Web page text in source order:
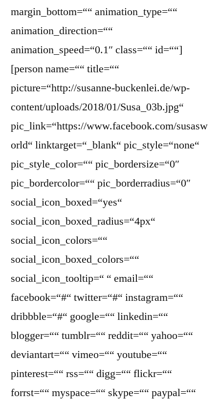
margin_bottom=““ animation_type=““
animation_direction=““
animation_speed=“0.1″ class=““ id=““]
[person name=““ title=““
picture=“http://susanne-buckenlei.de/wp-
content/uploads/2018/01/Susa_03b.jpg“
pic_link=“https://www.facebook.com/susasw
orld“ linktarget=“_blank“ pic_style=“none“
pic_style_color=““ pic_bordersize=“0″
pic_bordercolor=““ pic_borderradius=“0″
social_icon_boxed=“yes“
social_icon_boxed_radius=“4px“
social_icon_colors=““
social_icon_boxed_colors=““
social_icon_tooltip=“ “ email=““
facebook=“#“ twitter=“#“ instagram=““
dribbble=“#“ google=““ linkedin=““
blogger=““ tumblr=““ reddit=““ yahoo=““
deviantart=““ vimeo=““ youtube=““
pinterest=““ rss=““ digg=““ flickr=““
forrst=““ myspace=““ skype=““ paypal=““